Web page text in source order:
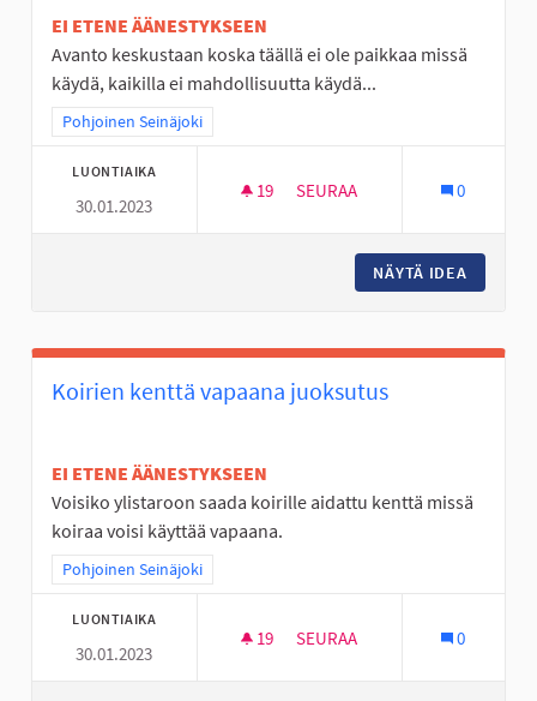
EI ETENE ÄÄNESTYKSEEN
Avanto keskustaan koska täällä ei ole paikkaa missä
käydä, kaikilla ei mahdollisuutta käydä...
Rajaa tulokset teeman mukaan: Pohjoinen Seinäjoki
Pohjoinen Seinäjoki
LUONTIAIKA
30.01.2023
19 19 SEURAAJAA
SEURAA 0
NÄYTÄ IDEA
Koirien kenttä vapaana juoksutus
EI ETENE ÄÄNESTYKSEEN
Voisiko ylistaroon saada koirille aidattu kenttä missä
koiraa voisi käyttää vapaana.
Rajaa tulokset teeman mukaan: Pohjoinen Seinäjoki
Pohjoinen Seinäjoki
LUONTIAIKA
30.01.2023
19 19 SEURAAJAA
SEURAA 0